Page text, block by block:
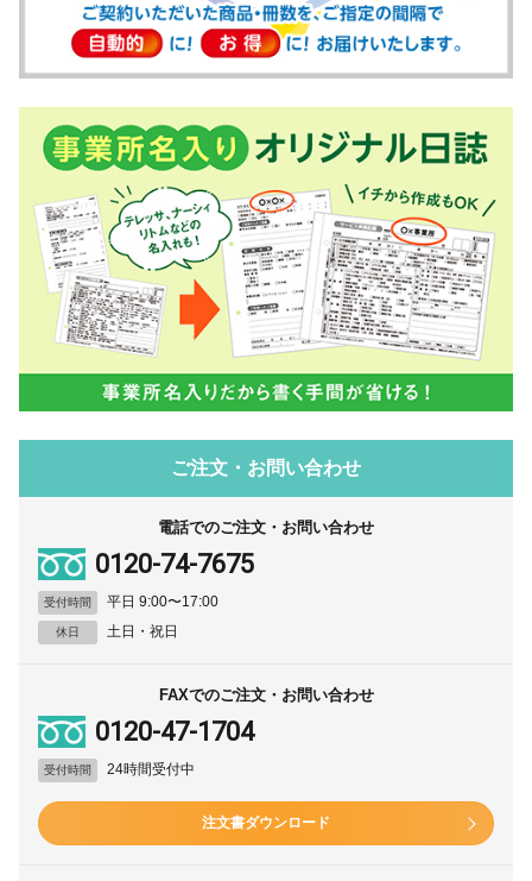
ご注文・お問い合わせ
電話でのご注文・お問い合わせ
0120-74-7675
受付時間 平日 9:00〜17:00
休日 土日・祝日
FAXでのご注文・お問い合わせ
0120-47-1704
受付時間 24時間受付中
注文書ダウンロード